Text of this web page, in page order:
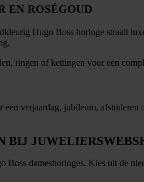
EN ROSÉGOUD
Hugo Boss horloge straalt
ringen of kettingen voor een
verjaardag, jubileum,
BIJ
dameshorloges. Kies uit de